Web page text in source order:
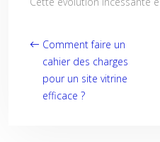
Comment faire un
cahier des charges
pour un site vitrine
efficace ?